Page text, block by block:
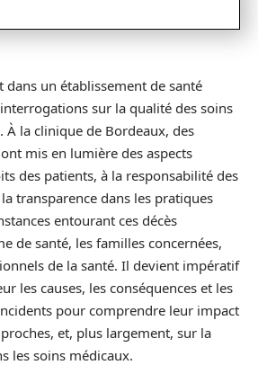
dans un établissement de santé
sur la qualité des soins
À la clinique de Bordeaux, des
mis en lumière des aspects
des patients, à la responsabilité des
transparence dans les pratiques
entourant ces décès
de santé, les familles concernées,
de la santé. Il devient impératif
les causes, les conséquences et les
pour comprendre leur impact
et, plus largement, sur la
les soins médicaux.